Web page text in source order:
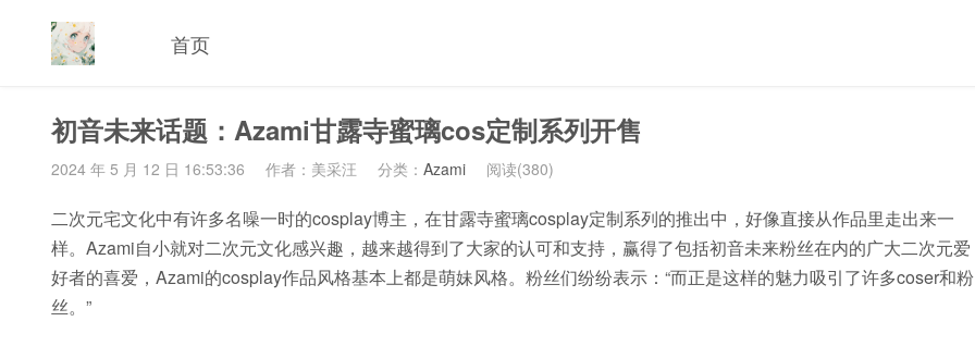
首页
初音未来话题：Azami甘露寺蜜璃cos定制系列开售
2024 年 5 月 12 日 16:53:36 作者：美采汪 分类： Azami 阅读(380)
二次元宅文化中有许多名噪一时的cosplay博主，在甘露寺蜜璃cosplay定制系列的推出中，好像直接从作品里走出来一
样。Azami自小就对二次元文化感兴趣，越来越得到了大家的认可和支持，赢得了包括初音未来粉丝在内的广大二次元爱
好者的喜爱，Azami的cosplay作品风格基本上都是萌妹风格。粉丝们纷纷表示：“而正是这样的魅力吸引了许多coser和粉
丝。”